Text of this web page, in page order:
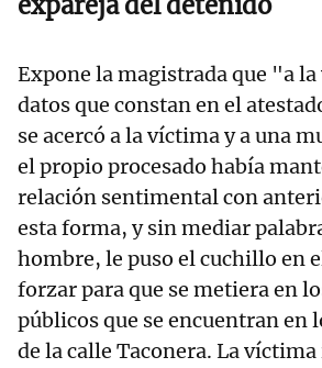
Expone la magistrada que "a la
datos que constan en el
se acercó a la víctima y a una
el propio procesado había
relación sentimental con
esta forma, y sin mediar
hombre, le puso el cuchillo en
forzar para que se metiera en
públicos que se encuentran en
de la calle Taconera. La